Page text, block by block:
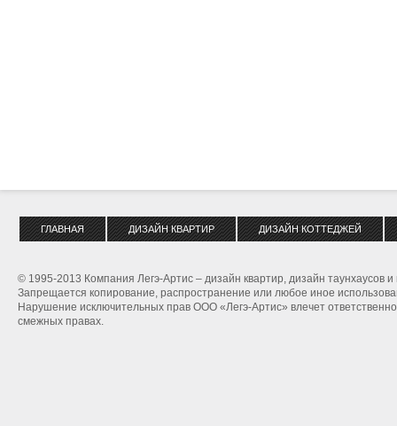
ГЛАВНАЯ ДИЗАЙН КВАРТИР ДИЗАЙН КОТТЕДЖЕЙ
© 1995-2013 Компания Легэ-Артис – дизайн квартир, дизайн таунхаусов и
Запрещается копирование, распространение или любое иное
Нарушение исключительных прав ООО «Легэ-Артис» влечет
смежных правах.